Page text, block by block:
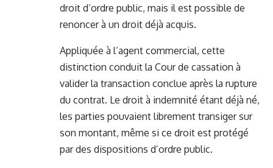
droit d’ordre public, mais il est possible de
renoncer à un droit déjà acquis.
Appliquée à l’agent commercial, cette
distinction conduit la Cour de cassation à
valider la transaction conclue après la rupture
du contrat. Le droit à indemnité étant déjà né,
les parties pouvaient librement transiger sur
son montant, même si ce droit est protégé
par des dispositions d’ordre public.